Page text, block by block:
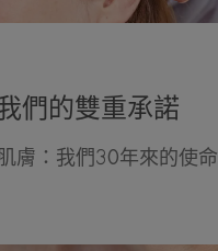
們的雙重承諾
膚：我們30年來的使命